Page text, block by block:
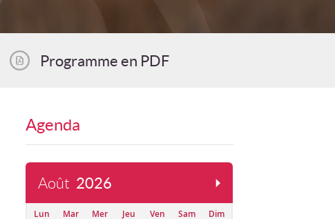
Programme en PDF
Agenda
Août 2026
Lun Mar Mer Jeu Ven Sam
Dim